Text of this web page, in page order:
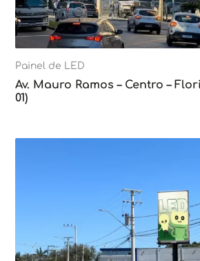
Painel de LED
Av. Mauro Ramos – Centro –
01)